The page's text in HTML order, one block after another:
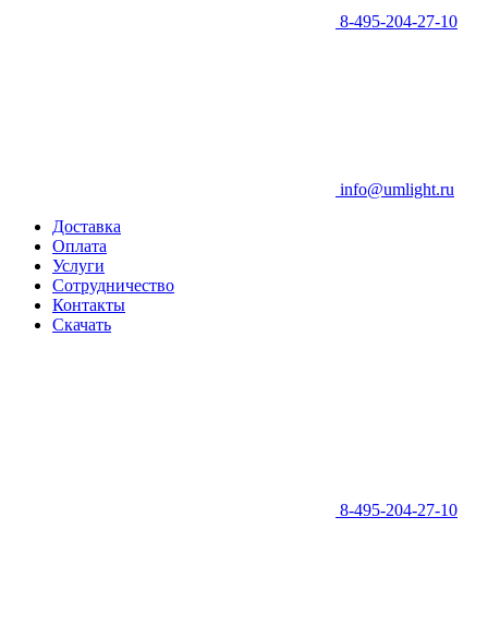
8-495-204-27-10
info@umlight.ru
Доставка
Оплата
Услуги
Сотрудничество
Контакты
Скачать
8-495-204-27-10